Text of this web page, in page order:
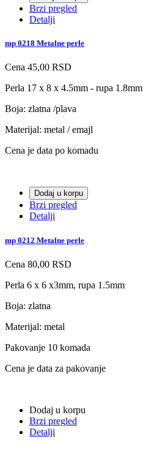
Brzi pregled
Detalji
mp 0218 Metalne perle
Cena 45,00 RSD
Perla 17 x 8 x 4.5mm - rupa 1.8mm
Boja: zlatna /plava
Materijal: metal / emajl
Cena je data po komadu
Dodaj u korpu
Brzi pregled
Detalji
mp 0212 Metalne perle
Cena 80,00 RSD
Perla 6 x 6 x3mm, rupa 1.5mm
Boja: zlatna
Materijal: metal
Pakovanje 10 komada
Cena je data za pakovanje
Dodaj u korpu
Brzi pregled
Detalji